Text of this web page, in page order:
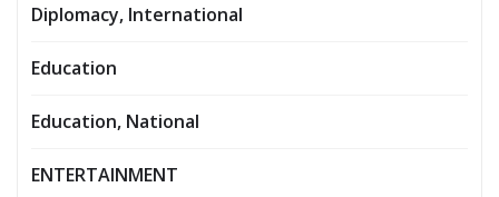
Diplomacy, International
Education
Education, National
ENTERTAINMENT